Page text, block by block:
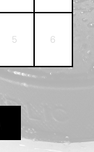
5 6